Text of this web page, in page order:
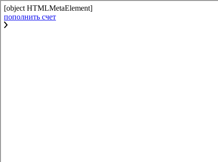
[object HTMLMetaElement]
пополнить счет